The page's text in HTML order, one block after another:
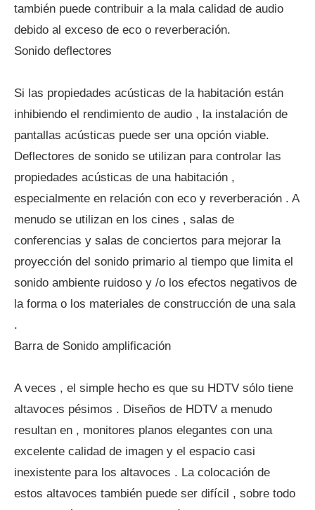
también puede contribuir a la mala calidad de audio
debido al exceso de eco o reverberación.
Sonido deflectores
Si las propiedades acústicas de la habitación están
inhibiendo el rendimiento de audio , la instalación de
pantallas acústicas puede ser una opción viable.
Deflectores de sonido se utilizan para controlar las
propiedades acústicas de una habitación ,
especialmente en relación con eco y reverberación . A
menudo se utilizan en los cines , salas de
conferencias y salas de conciertos para mejorar la
proyección del sonido primario al tiempo que limita el
sonido ambiente ruidoso y /o los efectos negativos de
la forma o los materiales de construcción de una sala
.
Barra de Sonido amplificación
A veces , el simple hecho es que su HDTV sólo tiene
altavoces pésimos . Diseños de HDTV a menudo
resultan en , monitores planos elegantes con una
excelente calidad de imagen y el espacio casi
inexistente para los altavoces . La colocación de
estos altavoces también puede ser difícil , sobre todo